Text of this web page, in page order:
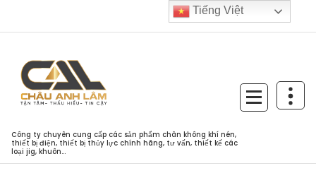
Công ty chuyên cung cấp các sản phẩm chân không khí nén,
thiết bị điện, thiết bị thủy lực chính hãng, tư vấn, thiết kế các
loại jig, khuôn...
Tiếng Việt